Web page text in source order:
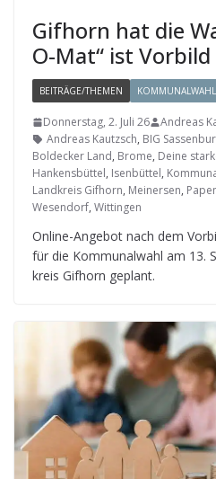
Gif­horn hat die
O-Mat“ ist Vorbild
BEITRÄGE/THEMEN
Donnerstag, 2. Juli 26
Andreas
Andreas Kautzsch, BIG
Boldecker Land, Brome, Deine
Hankensbüttel, Isenbüttel,
Landkreis Gifhorn, Meinersen,
Wesendorf, Wittingen
Online-Ange­bot nach dem
für die Kom­mu­nal­wahl am 13.
kreis Gif­horn geplant.